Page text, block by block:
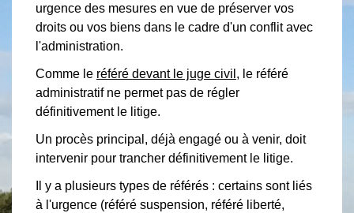
urgence des mesures en vue de préserver vos
droits ou vos biens dans le cadre d'un conflit avec
l'administration.
Comme le référé devant le juge civil , le référé
administratif ne permet pas de régler
définitivement le litige.
Un procès principal, déjà engagé ou à venir, doit
intervenir pour trancher définitivement le litige.
Il y a plusieurs types de référés : certains sont liés
à l'urgence (référé suspension, référé liberté,